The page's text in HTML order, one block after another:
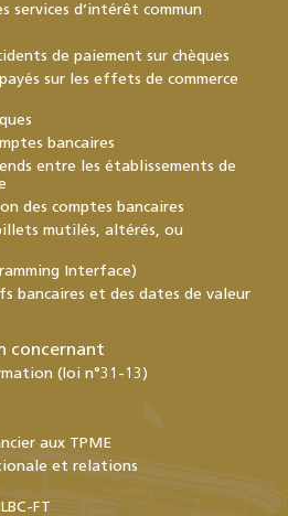
services d’intérêt commun
de paiement sur chèques
sur les effets de commerce
bancaires
entre les établissements de
des comptes bancaires
mutilés, altérés, ou
Interface)
bancaires et des dates de valeur
concernant
(loi n°31-13)
aux TPME
et relations
FT